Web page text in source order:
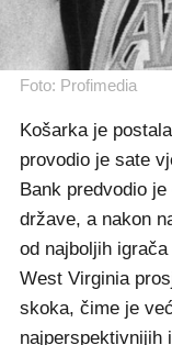
Foto: Profimedia
Košarka je
provodio je sate
Bank predvodio
države, a nakon
od najboljih
West Virginia
skoka, čime je
najperspektivnijih